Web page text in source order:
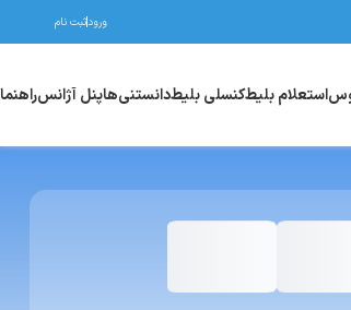
ورودثبت نام
استعلام بلیطکنسلی بلیطدانستنی‌هاپنل آژانسراهنما